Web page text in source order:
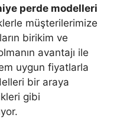
perde modelleri
müşterilerimize
birikim ve
avantajı ile
uygun fiyatlarla
bir araya
gibi